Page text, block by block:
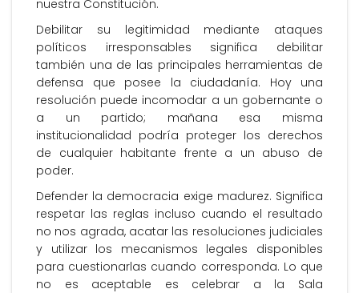
nuestra Constitución.
Debilitar su legitimidad mediante ataques
políticos irresponsables significa debilitar
también una de las principales herramientas de
defensa que posee la ciudadanía. Hoy una
resolución puede incomodar a un gobernante o
a un partido; mañana esa misma
institucionalidad podría proteger los derechos
de cualquier habitante frente a un abuso de
poder.
Defender la democracia exige madurez. Significa
respetar las reglas incluso cuando el resultado
no nos agrada, acatar las resoluciones judiciales
y utilizar los mecanismos legales disponibles
para cuestionarlas cuando corresponda. Lo que
no es aceptable es celebrar a la Sala